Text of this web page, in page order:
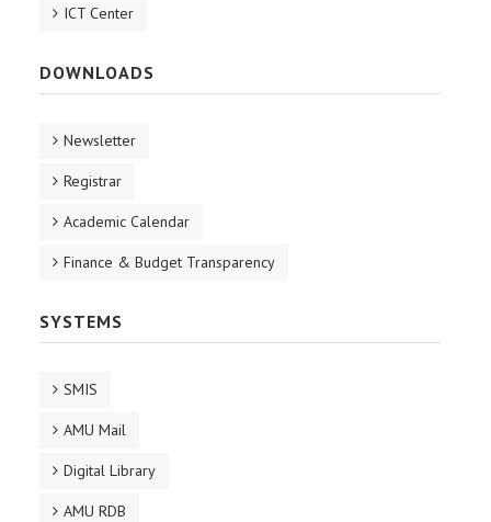
ICT Center
DOWNLOADS
Newsletter
Registrar
Academic Calendar
Finance & Budget Transparency
SYSTEMS
SMIS
AMU Mail
Digital Library
AMU RDB